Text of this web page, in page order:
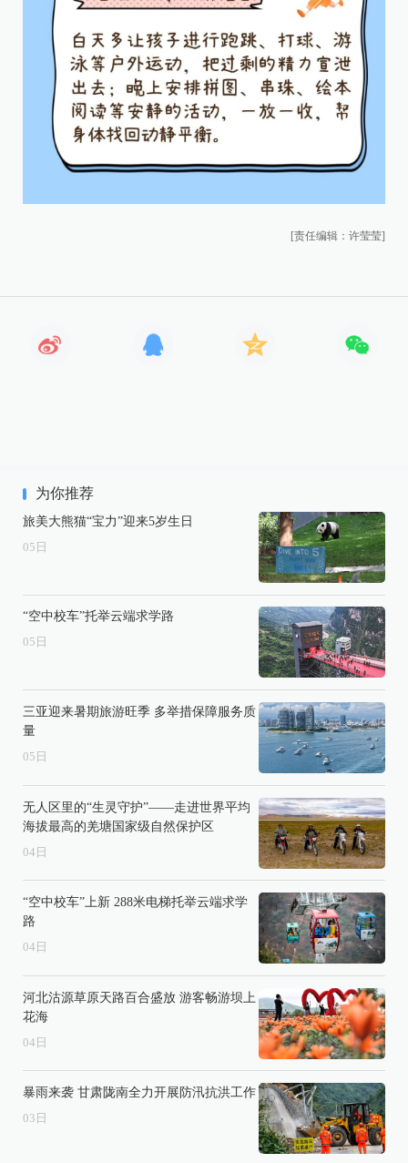
[责任编辑：许莹莹]
为你推荐
旅美大熊猫“宝力”迎来5岁生日
05 日
“空中校车”托举云端求学路
05 日
三亚迎来暑期旅游旺季 多举措保障服务质
量
05 日
无人区里的“生灵守护”——走进世界平均
海拔最高的羌塘国家级自然保护区
04 日
“空中校车”上新 288米电梯托举云端求学
路
04 日
河北沽源草原天路百合盛放 游客畅游坝上
花海
04 日
暴雨来袭 甘肃陇南全力开展防汛抗洪工作
03 日